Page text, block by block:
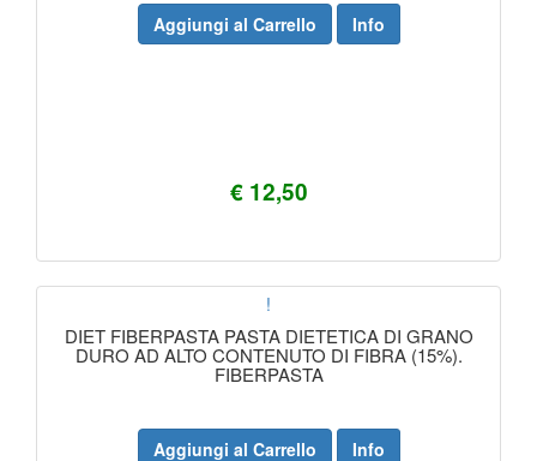
€ 12,50
Aggiungi al Carrello Info
!
DIET FIBERPASTA PASTA DIETETICA DI GRANO
DURO AD ALTO CONTENUTO DI FIBRA (15%).
FIBERPASTA
Aggiungi al Carrello Info